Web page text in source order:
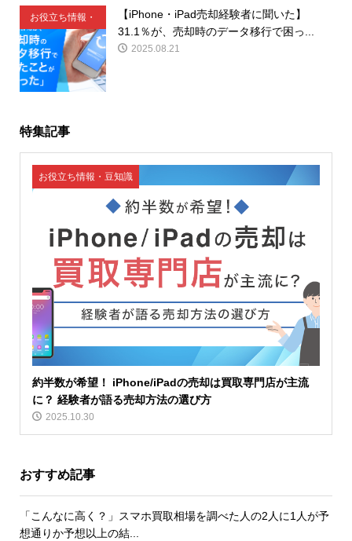
お役立ち情報・
豆知識
【iPhone・iPad売却経験者に聞いた】
31.1％が、売却時のデータ移行で困っ...
2025.08.21
特集記事
お役立ち情報・豆知識
約半数が希望！ iPhone/iPadの売却は買取専門店が主流
に？ 経験者が語る売却方法の選び方
2025.10.30
おすすめ記事
「こんなに高く？」スマホ買取相場を調べた人の2人に1人が予
想通りか予想以上の結...